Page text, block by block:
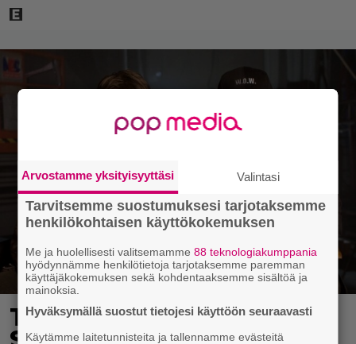
Tänään tv:ssä: Steven
Arvostamme yksityisyyttäsi Valintasi
Tarvitsemme suostumuksesi tarjotaksemme
henkilökohtaisen käyttökokemuksen
Me ja huolellisesti valitsemamme88 teknologiakumppania
hyödynnämme henkilötietoja tarjotaksemme paremman
käyttäjäkokemuksen sekä kohdentaaksemme sisältöä ja
mainoksia.
Hyväksymällä suostut tietojesi käyttöön seuraavasti
Käytämme laitetunnisteita ja tallennamme evästeitä